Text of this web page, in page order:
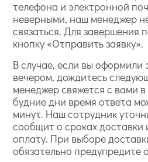
телефона и электронной
неверными, наш менеджер
связаться. Для завершения
кнопку «Отправить заявку».
В случае, если вы оформили
вечером, дождитесь
менеджер свяжется с вами
будние дни время ответа
минут. Наш сотрудник
сообщит о сроках доставки
оплату. При выборе
обязательно предупредите